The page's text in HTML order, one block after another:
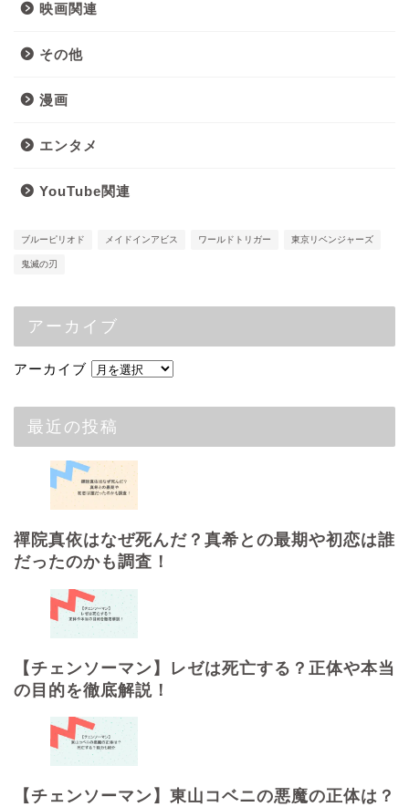
映画関連
その他
漫画
エンタメ
YouTube関連
ブルーピリオド メイドインアビス ワールドトリガー 東京リベンジャーズ
鬼滅の刃
アーカイブ
アーカイブ
最近の投稿
禪院真依はなぜ死んだ？真希との最期や初恋は誰
だったのかも調査！
【チェンソーマン】レゼは死亡する？正体や本当
の目的を徹底解説！
【チェンソーマン】東山コベニの悪魔の正体は？